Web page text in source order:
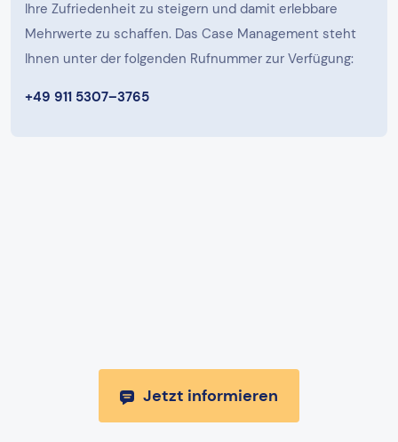
Ihre Zufriedenheit zu steigern und damit erlebbare
Mehrwerte zu schaffen. Das Case Management steht
Ihnen unter der folgenden Rufnummer zur Verfügung:
+49 911 5307–3765
Jetzt informieren